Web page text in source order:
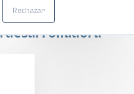
Rechazar
2
desarrolladora